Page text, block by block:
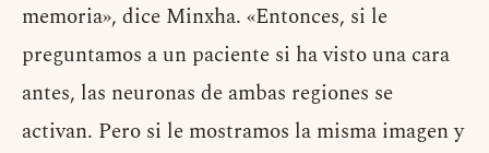
memoria», dice Minxha. «Entonces, si le
preguntamos a un paciente si ha visto una cara
antes, las neuronas de ambas regiones se
activan. Pero si le mostramos la misma imagen y